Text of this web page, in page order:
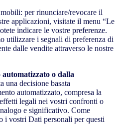
per rinunciare/revocare il
applicazioni, visitate il menu “Le
indicare le vostre preferenze.
utilizzare i segnali di preferenza di
dalle vendite attraverso le nostre
o dalla
una decisione basata
automatizzato, compresa la
legali nei vostri confronti o
e significativo. Come
i vostri Dati personali per questi